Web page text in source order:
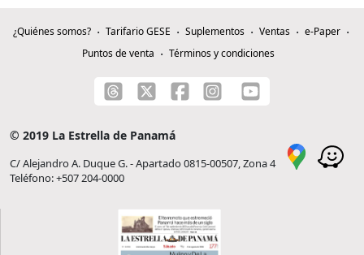
¿Quiénes somos? Tarifario GESE Suplementos Ventas
e-Paper
Puntos de venta
Términos y condiciones
© 2019 La Estrella de Panamá
C/ Alejandro A. Duque G. - Apartado 0815-00507, Zona 4
Teléfono: +507 204-0000